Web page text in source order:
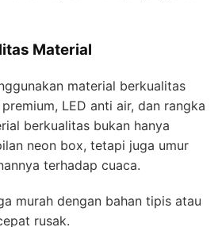
Material
material berkualitas
LED anti air, dan rangka
berkualitas bukan hanya
neon box, tetapi juga umur
terhadap cuaca.
murah dengan bahan tipis atau
rusak.